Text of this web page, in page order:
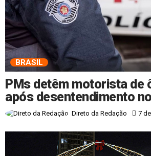
BRASIL
PMs detêm motorista de
após desentendimento
Direto da Redação 7